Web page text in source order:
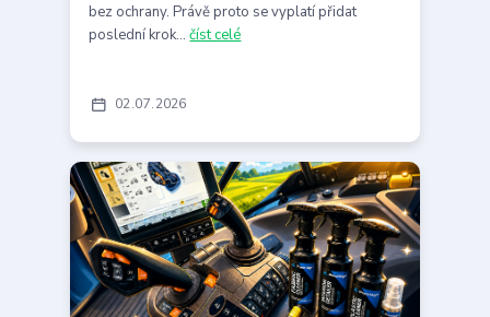
02 07 2026
bez ochrany. Právě proto se vyplatí přidat
poslední krok...číst celé